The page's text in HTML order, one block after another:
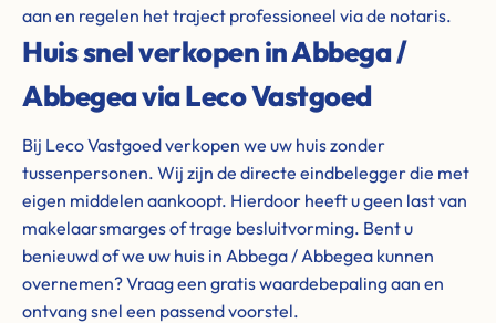
aan en regelen het traject professioneel via de notaris.
Huis snel verkopen in Abbega /
Abbegea via Leco Vastgoed
Bij Leco Vastgoed verkopen we uw huis zonder
tussenpersonen. Wij zijn de directe eindbelegger die met
eigen middelen aankoopt. Hierdoor heeft u geen last van
makelaarsmarges of trage besluitvorming. Bent u
benieuwd of we uw huis in Abbega / Abbegea kunnen
overnemen? Vraag een gratis waardebepaling aan en
ontvang snel een passend voorstel.